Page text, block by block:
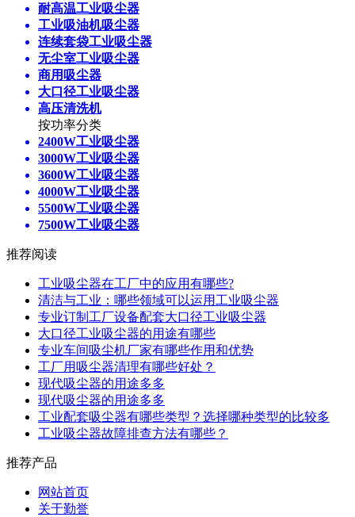
耐高温工业吸尘器
工业吸油机吸尘器
连续套袋工业吸尘器
无尘室工业吸尘器
商用吸尘器
大口径工业吸尘器
高压清洗机
按功率分类
2400W工业吸尘器
3000W工业吸尘器
3600W工业吸尘器
4000W工业吸尘器
5500W工业吸尘器
7500W工业吸尘器
推荐阅读
工业吸尘器在工厂中的应用有哪些?
清洁与工业：哪些领域可以运用工业吸尘器
专业订制工厂设备配套大口径工业吸尘器
大口径工业吸尘器的用途有哪些
专业车间吸尘机厂家有哪些作用和优势
工厂用吸尘器清理有哪些好处？
现代吸尘器的用途多多
现代吸尘器的用途多多
工业配套吸尘器有哪些类型？选择哪种类型的比较多
工业吸尘器故障排查方法有哪些？
推荐产品
网站首页
关于勤誉